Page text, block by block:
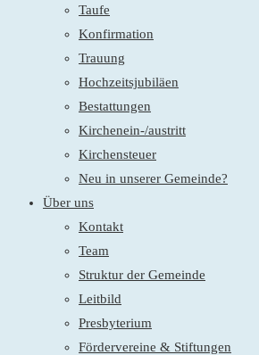
Taufe
Konfirmation
Trauung
Hochzeitsjubiläen
Bestattungen
Kirchenein-/austritt
Kirchensteuer
Neu in unserer Gemeinde?
Über uns
Kontakt
Team
Struktur der Gemeinde
Leitbild
Presbyterium
Fördervereine & Stiftungen